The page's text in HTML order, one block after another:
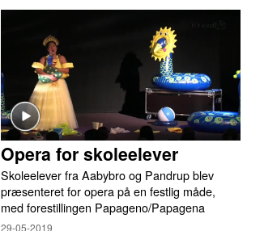
Opera for skoleelever
Skoleelever fra Aabybro og Pandrup blev
præsenteret for opera på en festlig måde,
med forestillingen Papageno/Papagena
29-05-2019